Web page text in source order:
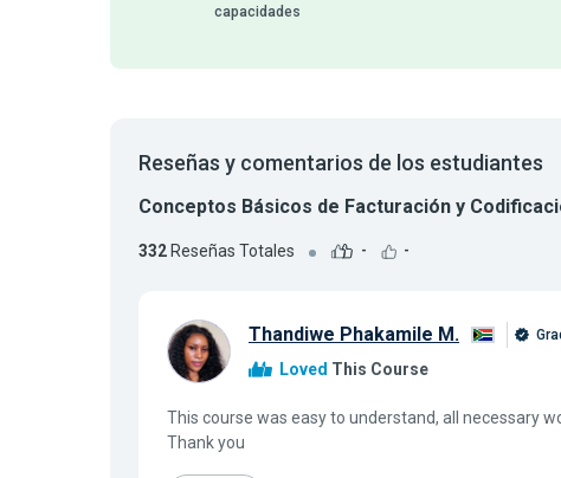
capacidades
Reseñas y comentarios de los estudiantes
Conceptos Básicos de Facturación y
332Reseñas Totales - -
Thandiwe Phakamile M.
Loved This Course
This course was easy to understand, all necessary
Thank you